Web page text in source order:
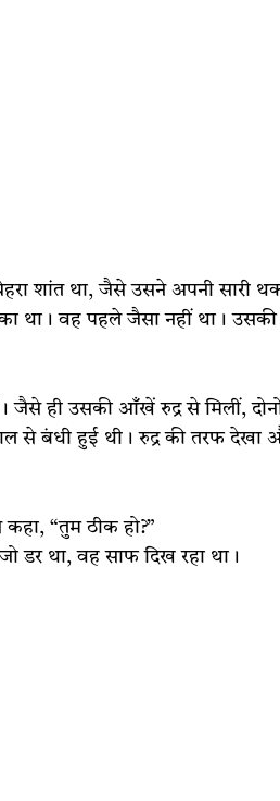
शांत था, जैसे उसने अपनी सारी
था। वह पहले जैसा नहीं था।
ही उसकी आँखें रुद्र से मिलीं,
से बंधी हुई थी। रुद्र की तरफ
“तुम ठीक हो?”
डर था, वह साफ दिख रहा था।